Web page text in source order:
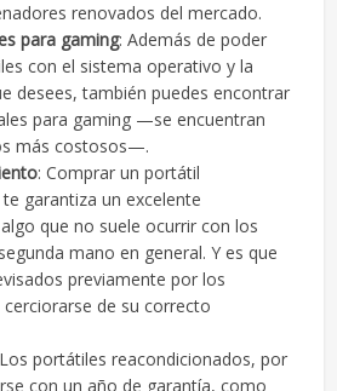
renovados del mercado.
para gaming: Además de poder
con el sistema operativo y la
desees, también puedes encontrar
para gaming —se encuentran
más costosos—.
: Comprar un portátil
garantiza un excelente
que no suele ocurrir con los
mano en general. Y es que
previamente por los
de su correcto
portátiles reacondicionados, por
con un año de garantía, como